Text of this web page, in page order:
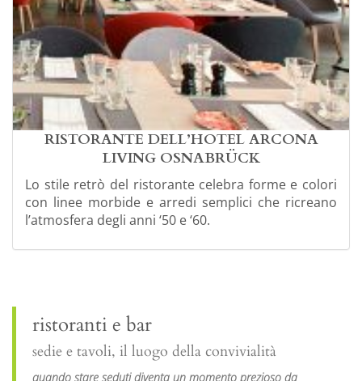
RISTORANTE DELL’HOTEL ARCONA
LIVING OSNABRÜCK
Lo stile retrò del ristorante celebra forme e colori
con linee morbide e arredi semplici che ricreano
l’atmosfera degli anni ‘50 e ‘60.
ristoranti e bar
sedie e tavoli, il luogo della convivialità
quando stare seduti diventa un momento prezioso da